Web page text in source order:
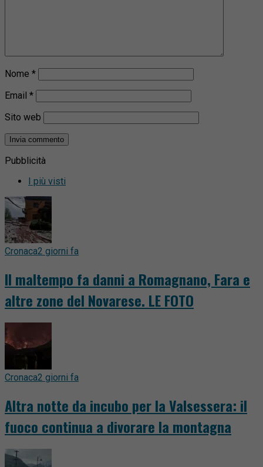
Nome *
Email *
Sito web
Pubblicità
I più visti
Cronaca2 giorni fa
Il maltempo fa danni a Romagnano, Fara e
altre zone del Novarese. LE FOTO
Cronaca2 giorni fa
Altra notte da incubo per la Valsessera: il
fuoco continua a divorare la montagna